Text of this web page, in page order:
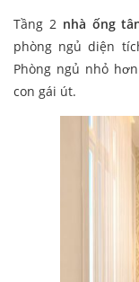
Tầng 2 nhà ống
phòng ngủ diện
Phòng ngủ nhỏ
con gái út.